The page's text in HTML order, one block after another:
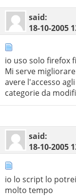
said:
18-10-2005
io uso solo firefox
Mi serve
avere l'accesso
categorie da
said:
18-10-2005
io lo script lo
molto tempo